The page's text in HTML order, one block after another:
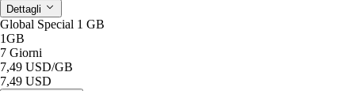
Dettagli
Global Special 1 GB
1GB
7 Giorni
7,49 USD/GB
7,49 USD